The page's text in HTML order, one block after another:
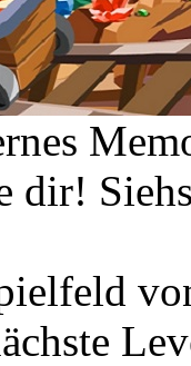
dir!